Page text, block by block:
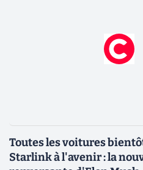
Toutes les voitures
Starlink à l'avenir : la